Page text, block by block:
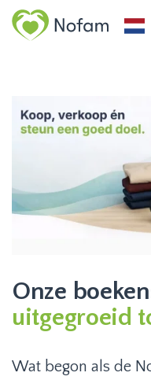
Onze
uitgegroeid
Wat begon als de